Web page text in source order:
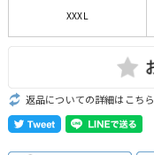
XXXL
返品についての詳細はこちら